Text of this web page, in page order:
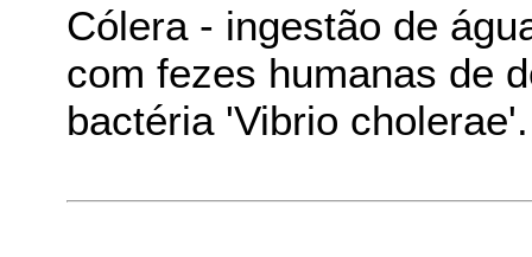
Cólera - ingestão de
com fezes humanas de
bactéria 'Vibrio cholerae'.